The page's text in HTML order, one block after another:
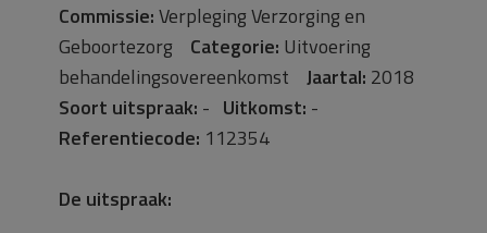
Commissie:Verpleging Verzorging en
Geboortezorg Categorie: Uitvoering
behandelingsovereenkomst Jaartal: 2018
Soort uitspraak: - Uitkomst: -
Referentiecode: 112354
De uitspraak: